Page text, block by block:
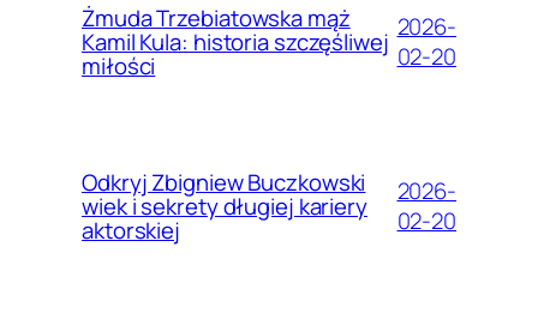
Żmuda Trzebiatowska mąż
Kamil Kula: historia szczęśliwej
miłości
2026-
02-20
Odkryj Zbigniew Buczkowski
wiek i sekrety długiej kariery
aktorskiej
2026-
02-20